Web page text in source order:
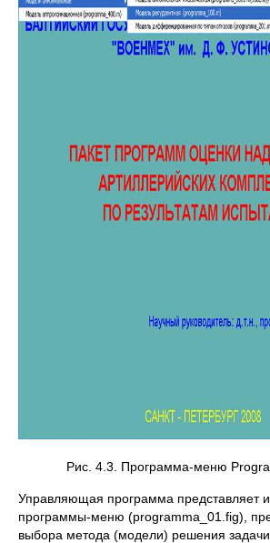
Рис. 4.3. Программа-меню
Управляющая программа представляет
программы-меню (рrogramma_01.fig),
выбора метода (модели) решения